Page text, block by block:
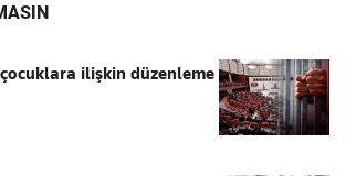
ilişkin düzenleme